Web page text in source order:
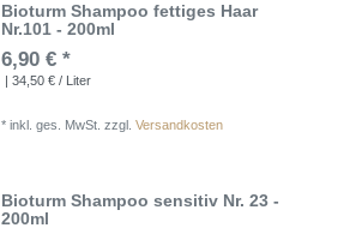
Bioturm Shampoo fettiges Haar
Nr.101 - 200ml
6,90 € *
| 34,50 € / Liter
*inkl. ges. MwSt. zzgl.Versandkosten
Bioturm Shampoo sensitiv Nr. 23 -
200ml